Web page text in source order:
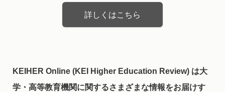
詳しくはこちら
KEIHER Online (KEI Higher Education Review) は大
学・高等教育機関に関するさまざまな情報をお届けす